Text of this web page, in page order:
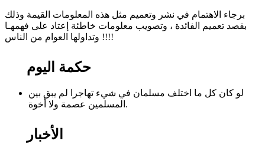
برجاء الاهتمام في نشر وتعميم مثل هذه المعلومات القيمة وذلك
بقصد تعميم الفائدة ، وتصويب معلومات خاطئة إعتاد على فهمهـا
وتداولها العوام من الناس !!!!
حكمة اليوم
لو كان كل ما اختلف مسلمان في شيء تهاجرا لم يبق بين
المسلمين عصمة ولا أخوة.
الأخبار